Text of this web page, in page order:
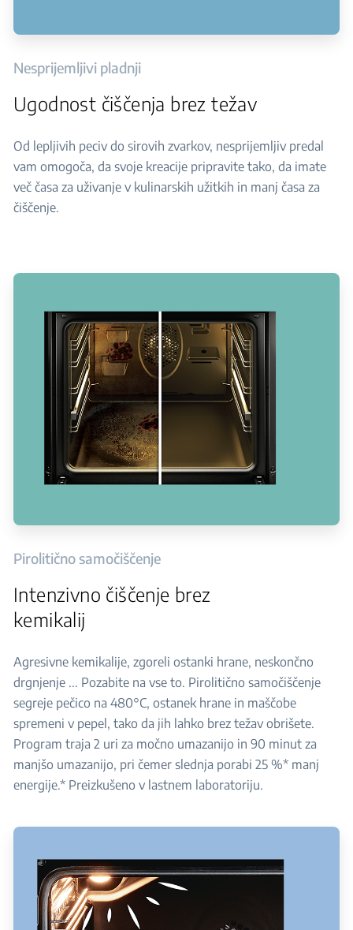
Nesprijemljivi pladnji
Ugodnost čiščenja brez težav
Od lepljivih peciv do sirovih zvarkov, nesprijemljiv predal
vam omogoča, da svoje kreacije pripravite tako, da imate
več časa za uživanje v kulinarskih užitkih in manj časa za
čiščenje.
Pirolitično samočiščenje
Intenzivno čiščenje brez
kemikalij
Agresivne kemikalije, zgoreli ostanki hrane, neskončno
drgnjenje ... Pozabite na vse to. Pirolitično samočiščenje
segreje pečico na 480°C, ostanek hrane in maščobe
spremeni v pepel, tako da jih lahko brez težav obrišete.
Program traja 2 uri za močno umazanijo in 90 minut za
manjšo umazanijo, pri čemer slednja porabi 25 %* manj
energije.* Preizkušeno v lastnem laboratoriju.